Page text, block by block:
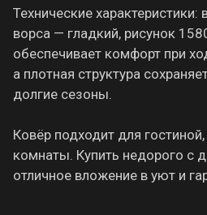
Технические
ворса — гладкий, рисунок
обеспечивает комфорт при
а плотная структура
долгие сезоны.
Ковёр подходит для
комнаты. Купить недорого с
отличное вложение в уют и